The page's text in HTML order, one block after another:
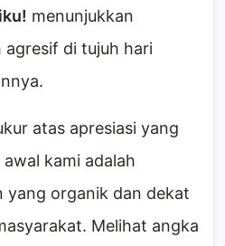
menunjukkan
di tujuh hari
atas apresiasi yang
kami adalah
yang organik dan dekat
Melihat angka